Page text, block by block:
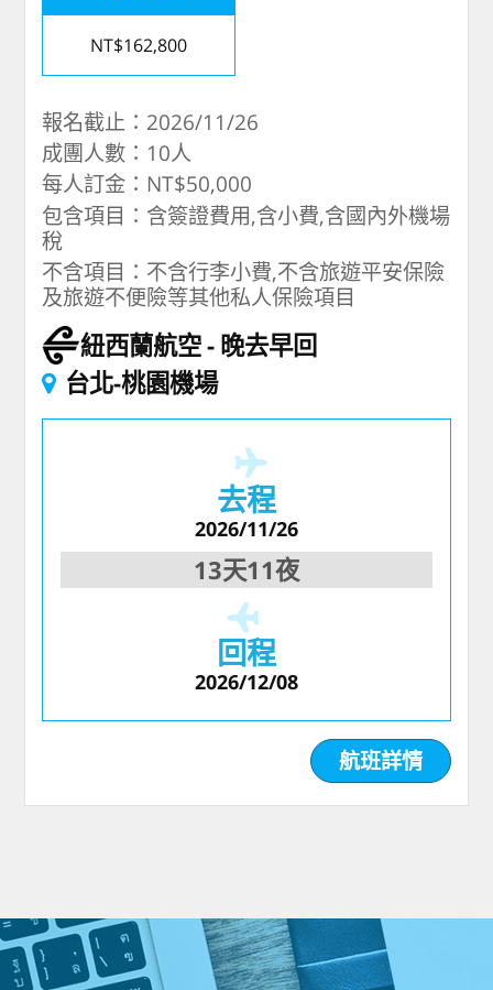
NT$162,800
報名截止：2026/11/26
成團人數：10人
每人訂金：NT$50,000
包含項目：含簽證費用,含小費,含國內外機場
稅
不含項目：不含行李小費,不含旅遊平安保險
及旅遊不便險等其他私人保險項目
紐西蘭航空 晚去早回
台北-桃園機場
去程
2026/11/26
13天11夜
回程
2026/12/08
航班詳情